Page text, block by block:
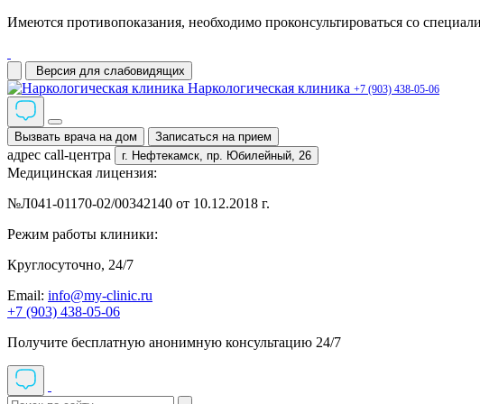
Имеются противопоказания, необходимо проконсультироваться со
Версия для слабовидящих
Наркологическая клиника +7 (903) 438-05-06
Вызвать врача на дом Записаться на прием
адрес call-центра г. Нефтекамск, пр. Юбилейный, 26
Медицинская лицензия:
№Л041-01170-02/00342140 от 10.12.2018 г.
Режим работы клиники:
Круглосуточно, 24/7
Email: info@my-clinic.ru
+7 (903) 438-05-06
Получите бесплатную анонимную консультацию 24/7